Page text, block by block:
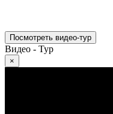
Посмотреть видео-тур
Видео - Тур
×